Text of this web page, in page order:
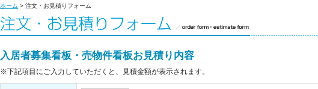
ホーム > 注文・お見積りフォーム
入居者募集看板・売物件看板お見積り内容
※下記項目にご入力していただくと、見積金額が表示されます。